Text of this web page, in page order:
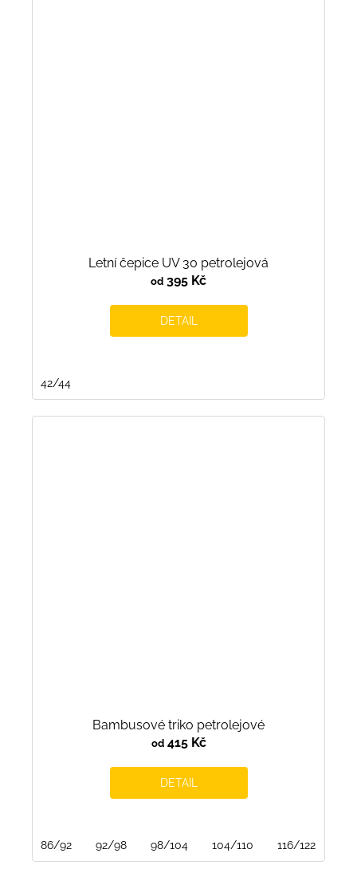
Letní čepice UV 30 petrolejová
od 395 Kč
DETAIL
42/44
Bambusové triko petrolejové
od415 Kč
DETAIL
86/92 92/98 98/104 104/110 116/122